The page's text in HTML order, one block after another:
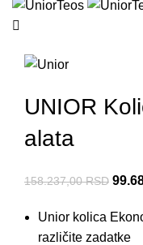
UNIOR
alata
158.237,00RSD
Unior kolica
različite zadatke